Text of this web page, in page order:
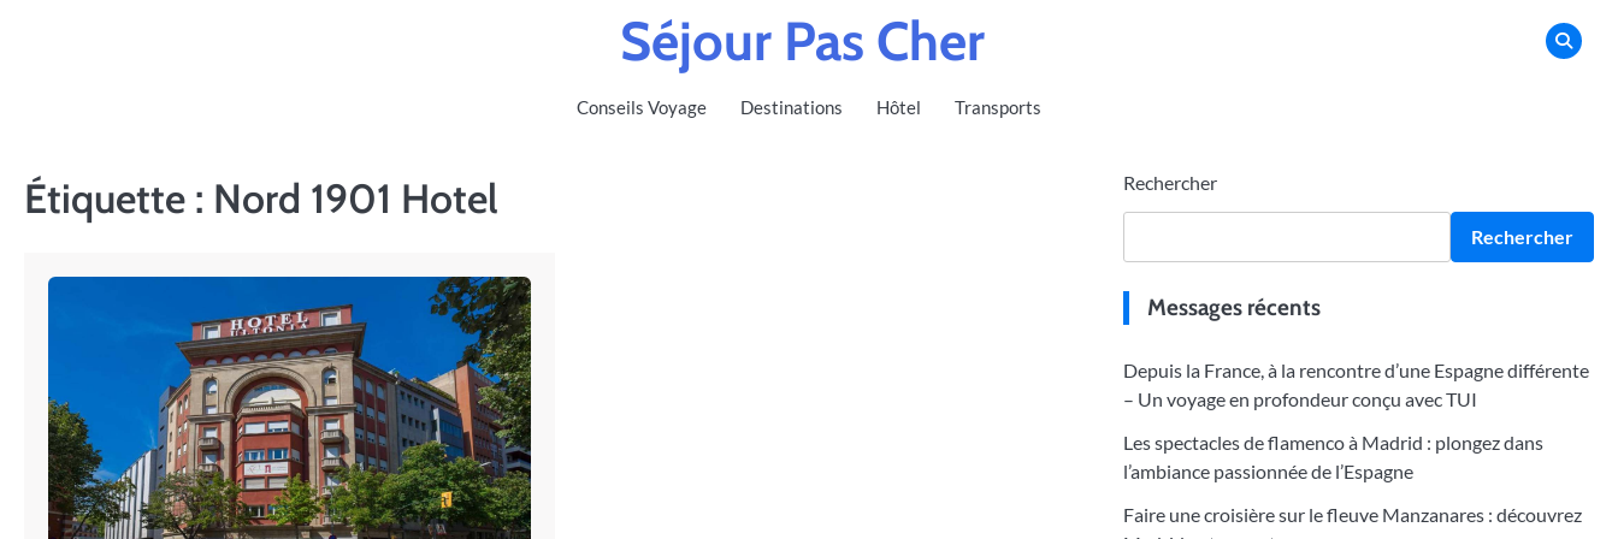
Séjour Pas Cher
Conseils Voyage Destinations Hôtel Transports
Étiquette : Nord 1901 Hotel Rechercher
Rechercher
Messages récents
Depuis la France, à la rencontre d’une Espagne différente
– Un voyage en profondeur conçu avec TUI
Les spectacles de flamenco à Madrid : plongez dans
l’ambiance passionnée de l’Espagne
Faire une croisière sur le fleuve Manzanares : découvrez